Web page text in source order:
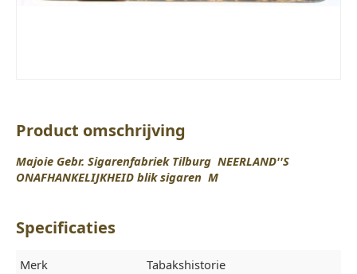
Product omschrijving
Majoie Gebr. Sigarenfabriek Tilburg NEERLAND''S
ONAFHANKELIJKHEID blik sigaren M
Specificaties
Merk
Tabakshistorie